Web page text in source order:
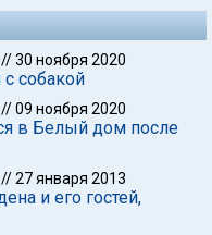
//30 ноября 2020
собакой
//09 ноября 2020
в Белый дом после
//27 января 2013
и его гостей,